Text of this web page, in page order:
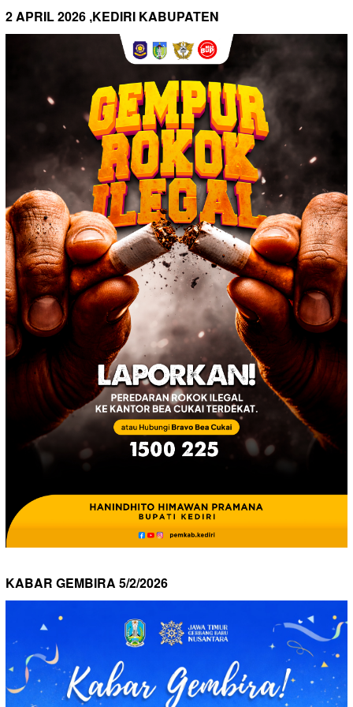
2 APRIL 2026 ,KEDIRI KABUPATEN
KABAR GEMBIRA 5/2/2026